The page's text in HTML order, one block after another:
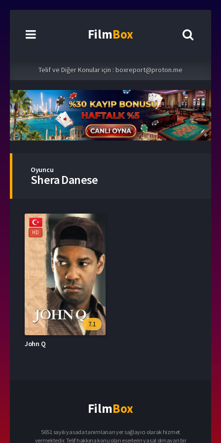
FilmBox
Telif ve Diğer Konular için : boxreport@proton.me
Oyuncu
Shera Danese
HD
7.1
John Q
FilmBox
5651 sayılı yasada tanımlanan yer sağlayıcı olarak hizmet
vermektedir. Telif hakkına konu olan eserlerin yasal olmayan bir